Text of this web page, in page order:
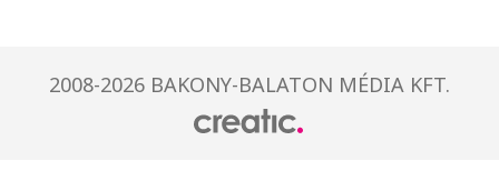
2008-2026 BAKONY-BALATON MÉDIA KFT.